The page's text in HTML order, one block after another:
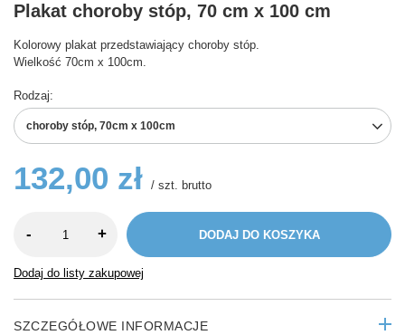
Plakat choroby stóp, 70 cm x 100 cm
Kolorowy plakat przedstawiający choroby stóp.
Wielkość 70cm x 100cm.
Rodzaj
choroby stóp, 70cm x 100cm
132,00 zł / szt. brutto
- + DODAJ DO KOSZYKA
Dodaj do listy zakupowej
SZCZEGÓŁOWE INFORMACJE